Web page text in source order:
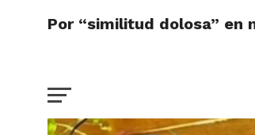
Por “similitud dolosa” en